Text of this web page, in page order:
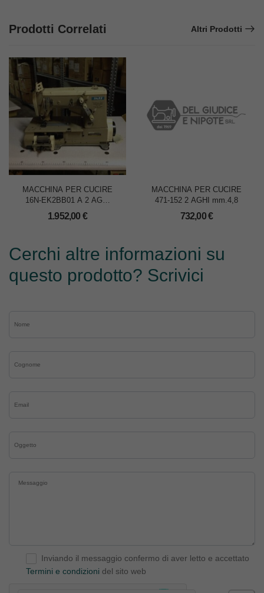
Prodotti Correlati Altri Prodotti
MACCHINA PER CUCIRE
16N-EK2BB01 A 2 AGHI
mm.6,4
1.952,00 €
MACCHINA PER CUCIRE
471-152 2 AGHI mm.4,8
732,00€
Cerchi altre informazioni su
questo prodotto? Scrivici
Inviando il messaggio confermo di aver letto e accettato
Termini e condizioni del sito web